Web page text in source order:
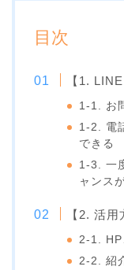
目次
【1.
1-1. お
1-2. 電
できる
1-3. 一
ャンス
【2. 活用
2-1. HP
2-2. 紹